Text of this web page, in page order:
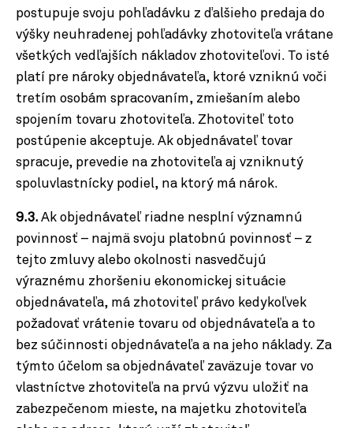
postupuje svoju pohľadávku z ďalšieho predaja do
výšky neuhradenej pohľadávky zhotoviteľa vrátane
všetkých vedľajších nákladov zhotoviteľovi. To isté
platí pre nároky objednávateľa, ktoré vzniknú voči
tretím osobám spracovaním, zmiešaním alebo
spojením tovaru zhotoviteľa. Zhotoviteľ toto
postúpenie akceptuje. Ak objednávateľ tovar
spracuje, prevedie na zhotoviteľa aj vzniknutý
spoluvlastnícky podiel, na ktorý má nárok.
9.3. Ak objednávateľ riadne nesplní významnú
povinnosť – najmä svoju platobnú povinnosť – z
tejto zmluvy alebo okolnosti nasvedčujú
výraznému zhoršeniu ekonomickej situácie
objednávateľa, má zhotoviteľ právo kedykoľvek
požadovať vrátenie tovaru od objednávateľa a to
bez súčinnosti objednávateľa a na jeho náklady. Za
týmto účelom sa objednávateľ zaväzuje tovar vo
vlastníctve zhotoviteľa na prvú výzvu uložiť na
zabezpečenom mieste, na majetku zhotoviteľa